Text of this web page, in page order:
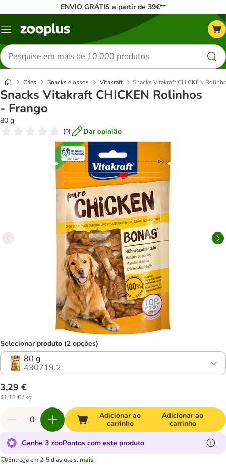
ENVIO GRÁTIS a partir de 39€**
Menu
Pesquisar
produtos
Cães Snacks e ossos Vitakraft Snacks Vitakraft CHICKEN
Snacks Vitakraft CHICKEN Rolinhos
- Frango
80 g
(0) Dar opinião
Selecionar produto (2 opções)
80 g
430719.2
3,29 €
41,13 € / kg
Adicionar ao
carrinho
Adicionar ao
carrinho
Ganhe 3 zooPontos com este produto
Entrega em 2-5 dias úteis. mais